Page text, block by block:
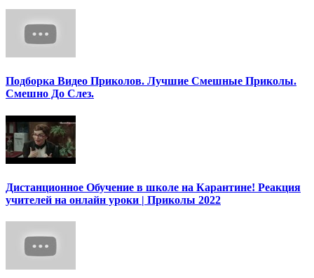
Подборка Видео Приколов. Лучшие Смешные Приколы.
Смешно До Слез.
Дистанционное Обучение в школе на Карантине! Реакция
учителей на онлайн уроки | Приколы 2022